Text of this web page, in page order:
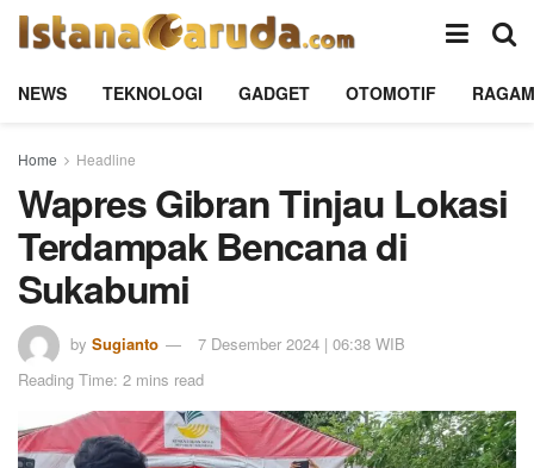
NEWS TEKNOLOGI GADGET OTOMOTIF RAGAM
Home Headline
Wapres Gibran Tinjau Lokasi
Terdampak Bencana di
Sukabumi
by Sugianto
7 Desember 2024 | 06:38 WIB
Reading Time: 2 mins read